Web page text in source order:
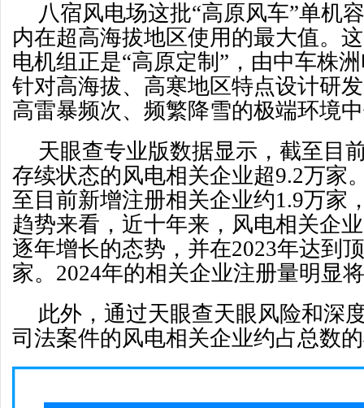
八宿风电场这批“高原风车”单机
内在超高海拔地区使用的最大值。
电机组正是“高原定制”，由中车株
针对高海拔、高寒地区特点设计研
高雷暴频次、频繁降雪的极端环境
天眼查专业版数据显示，截至目
存续状态的风电相关企业超9.2万家
至目前新增注册相关企业约1.9万家
趋势来看，近十年来，风电相关企
逐年增长的态势，并在2023年达到
家。2024年的相关企业注册量明显
此外，通过天眼查天眼风险和深
司法案件的风电相关企业约占总数